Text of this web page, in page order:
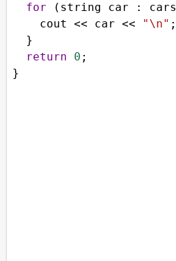
for ( string car : cars
cout
<< car << "\n" ;
  }
return
0 ;
}